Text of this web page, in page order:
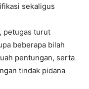
sekaligus
petugas turut
beberapa bilah
pentungan, serta
tindak pidana